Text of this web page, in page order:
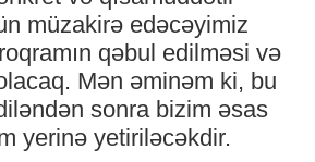
müzakirə edəcəyimiz
qəbul edilməsi və
Mən əminəm ki, bu
sonra bizim əsas
yerinə yetiriləcəkdir.